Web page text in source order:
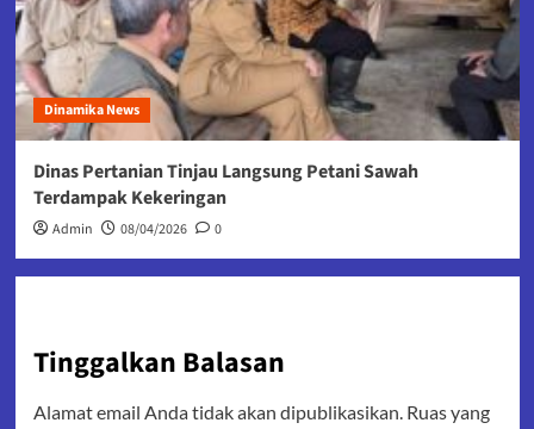
Dinamika News
Dinas Pertanian Tinjau Langsung Petani Sawah
Terdampak Kekeringan
Admin 08/04/2026 0
Tinggalkan Balasan
Alamat email Anda tidak akan dipublikasikan. Ruas yang